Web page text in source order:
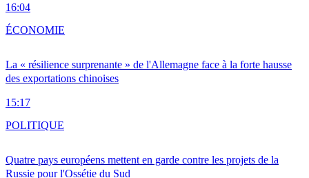
16:04
La « résilience surprenante » de l'Allemagne face à la forte hausse
des exportations chinoises
15:17
ÉCONOMIE
Quatre pays européens mettent en garde contre les projets de la
Russie pour l'Ossétie du Sud
POLITIQUE